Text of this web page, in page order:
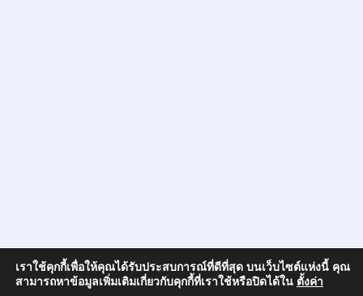
เราใช้คุกกี้เพื่อให้คุณได้รับประสบการณ์ที่ดีที่สุด บนเว็บไซต์แห่งนี้ คุณ
สามารถหาข้อมูลเพิ่มเติมเกี่ยวกับคุกกี้ที่เราใช้หรือปิดได้ใน ตั้งค่า